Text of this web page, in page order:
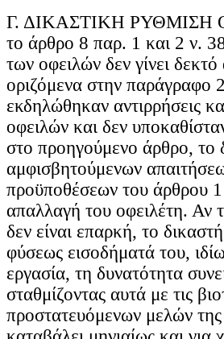
Γ. ΔΙΚΑΣΤΙΚΗ ΡΥΘΜΙΣΗ
το άρθρο 8 παρ. 1 και 2 ν.
των οφειλών δεν γίνει
οριζόμενα στην παράγραφο
εκδηλώθηκαν αντιρρήσεις
οφειλών και δεν
στο προηγούμενο άρθρο, το
αμφισβητούμενων
προϋποθέσεων του άρθρου
απαλλαγή του οφειλέτη. Αν
δεν είναι επαρκή, το
φύσεως εισοδήματά του,
εργασία, τη δυνατότητα
σταθμίζοντας αυτά με τις
προστατευόμενων μελών της